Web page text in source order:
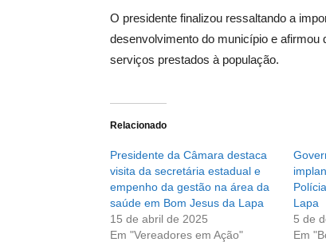
O presidente finalizou ressaltando a
desenvolvimento do município e
serviços prestados à população.
Relacionado
Presidente da Câmara destaca
visita da secretária estadual e
empenho da gestão na área da
saúde em Bom Jesus da Lapa
15 de abril de 2025
Em "Vereadores em Ação"
Lapa
5 de
Em